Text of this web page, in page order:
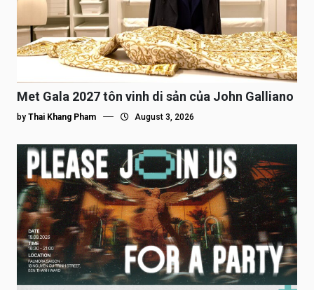
Met Gala 2027 tôn vinh di sản của John Galliano
by Thai Khang Pham August 3, 2026